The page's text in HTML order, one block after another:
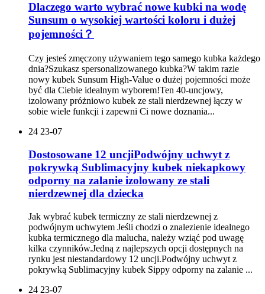
Dlaczego warto wybrać nowe kubki na wodę
Sunsum o wysokiej wartości koloru i dużej
pojemności？
Czy jesteś zmęczony używaniem tego samego kubka każdego
dnia?Szukasz spersonalizowanego kubka?W takim razie
nowy kubek Sunsum High-Value o dużej pojemności może
być dla Ciebie idealnym wyborem!Ten 40-uncjowy,
izolowany próżniowo kubek ze stali nierdzewnej łączy w
sobie wiele funkcji i zapewni Ci nowe doznania...
24 23-07
Dostosowane 12 uncjiPodwójny uchwyt z
pokrywką Sublimacyjny kubek niekapkowy
odporny na zalanie izolowany ze stali
nierdzewnej dla dziecka
Jak wybrać kubek termiczny ze stali nierdzewnej z
podwójnym uchwytem Jeśli chodzi o znalezienie idealnego
kubka termicznego dla malucha, należy wziąć pod uwagę
kilka czynników.Jedną z najlepszych opcji dostępnych na
rynku jest niestandardowy 12 uncji.Podwójny uchwyt z
pokrywką Sublimacyjny kubek Sippy odporny na zalanie ...
24 23-07